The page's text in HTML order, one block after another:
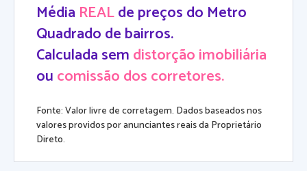
Média REALde preços do Metro
Quadrado de bairros.
Calculada semdistorção imobiliária
oucomissão dos corretores.
Fonte: Valor livre de corretagem. Dados baseados nos
valores providos por anunciantes reais da Proprietário
Direto.